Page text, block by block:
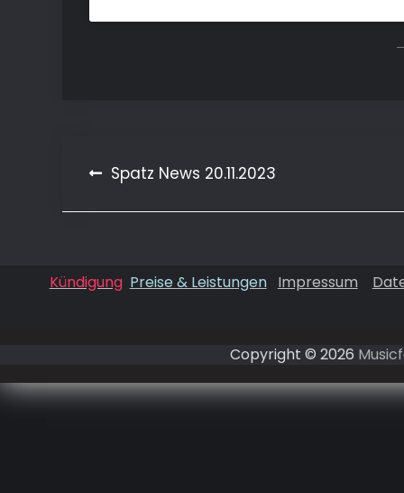
Beitragsnavigation
Spatz News 20.11.2023
Kündigung Preise & Leistungen Impressum
Copyright © 2026